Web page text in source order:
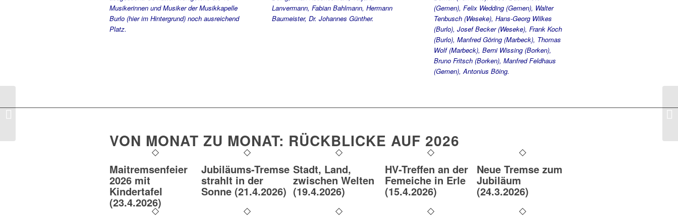
Musikerinnen und Musiker der Musikkapelle
Burlo (hier im Hintergrund) noch ausreichend
Platz.
Lanvermann, Fabian Bahlmann, Hermann
Baumeister, Dr. Johannes Günther.
(Gemen), Felix Wedding (Gemen), Walter
Tenbusch (Weseke), Hans-Georg Wilkes
(Burlo), Josef Becker (Weseke), Frank Koch
(Burlo), Manfred Göring (Marbeck), Thomas
Wolf (Marbeck), Berni Wissing (Borken),
Bruno Fritsch (Borken), Manfred Feldhaus
(Gemen), Antonius Böing.
VON MONAT ZU MONAT: RÜCKBLICKE AUF 2026
Maitremsenfeier
2026 mit
Kindertafel
(23.4.2026)
Jubiläums-Tremse
strahlt in der
Sonne (21.4.2026)
Stadt, Land,
zwischen Welten
(19.4.2026)
HV-Treffen an der
Femeiche in Erle
(15.4.2026)
Neue Tremse zum
Jubiläum
(24.3.2026)